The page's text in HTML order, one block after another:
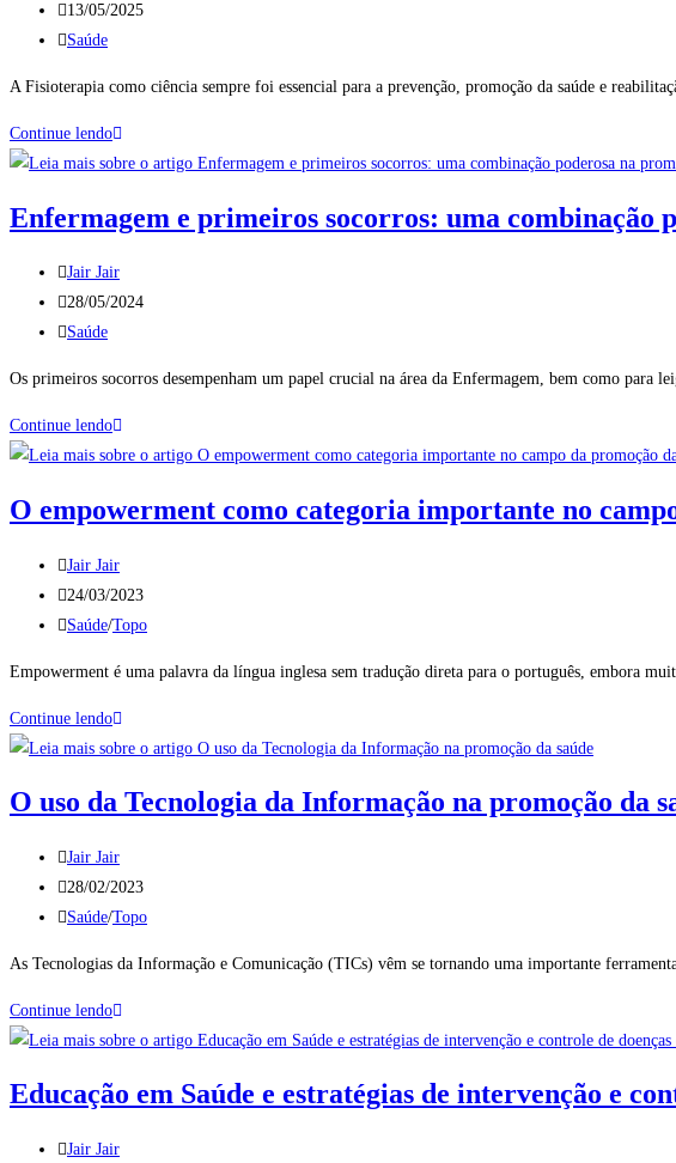
13/05/2025
Saúde
A Fisioterapia como ciência sempre foi essencial para a prevenção, promoção da saúde e
Continue lendo
Enfermagem e primeiros socorros: uma combinação
Jair Jair
28/05/2024
Saúde
Os primeiros socorros desempenham um papel crucial na área da Enfermagem, bem como para
Continue lendo
O empowerment como categoria importante no
Jair Jair
24/03/2023
Saúde/Topo
Empowerment é uma palavra da língua inglesa sem tradução direta para o português, embora
Continue lendo
O uso da Tecnologia da Informação na promoção da
Jair Jair
28/02/2023
Saúde/Topo
As Tecnologias da Informação e Comunicação (TICs) vêm se tornando uma importante
Continue lendo
Educação em Saúde e estratégias de intervenção e
Jair Jair